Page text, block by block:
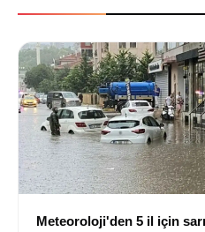
Meteoroloji'den 5 il için